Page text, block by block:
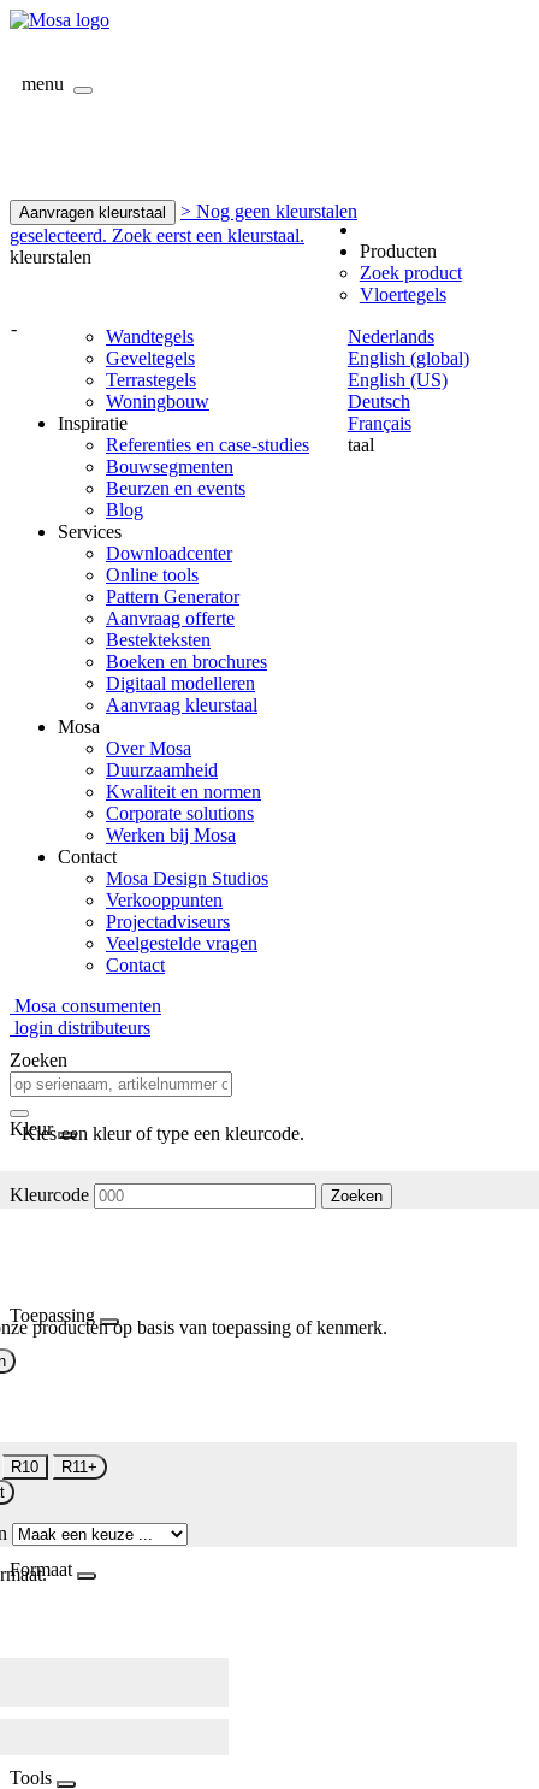
menu
Aanvragen kleurstaal
> Nog geen kleurstalen
geselecteerd. Zoek eerst een kleurstaal.
kleurstalen
-
Nederlands
English (global)
English (US)
Deutsch
Français
taal
Producten
Zoek product
Vloertegels
Wandtegels
Geveltegels
Terrastegels
Woningbouw
Inspiratie
Referenties en case-studies
Bouwsegmenten
Beurzen en events
Blog
Services
Downloadcenter
Online tools
Pattern Generator
Aanvraag offerte
Bestekteksten
Boeken en brochures
Digitaal modelleren
Aanvraag kleurstaal
Mosa
Over Mosa
Duurzaamheid
Kwaliteit en normen
Corporate solutions
Werken bij Mosa
Contact
Mosa Design Studios
Verkooppunten
Projectadviseurs
Veelgestelde vragen
Contact
Mosa consumenten
login distributeurs
Zoeken
Kleur
Kies een kleur of type een kleurcode.
Kleurcode Zoeken
Toepassing
producten op basis van toepassing of kenmerk.
R10
R11+
Formaat
Tools